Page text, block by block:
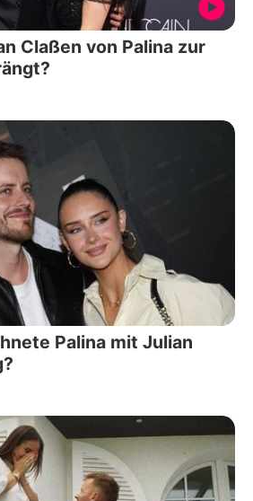
Claßen von Palina zur
Palina mit Julian